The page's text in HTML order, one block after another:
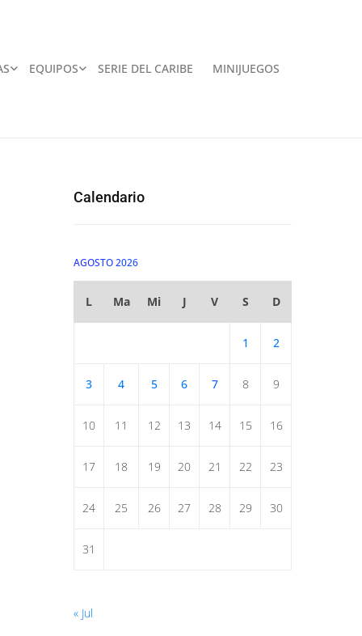
EQUIPOS SERIE DEL CARIBE MINIJUEGOS
Calendario
AGOSTO 2026
L Ma Mi J V S D
1 2
3 4 5 6 7 8 9
10 11 12 13 14 15 16
17 18 19 20 21 22 23
24 25 26 27 28 29 30
31
« Jul